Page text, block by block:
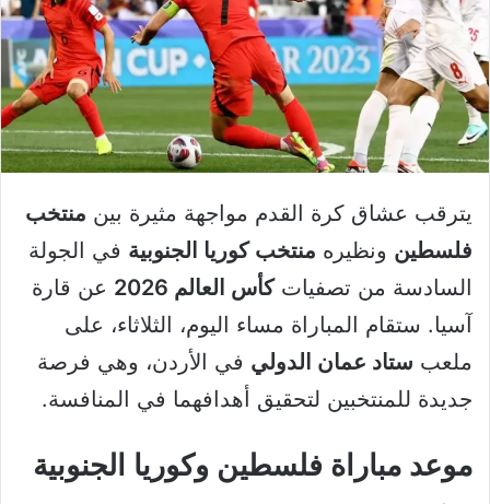
يترقب عشاق كرة القدم مواجهة مثيرة بين منتخب
فلسطين ونظيره منتخب كوريا الجنوبية في الجولة
السادسة من تصفياتكأس العالم 2026
عن قارة
آسيا. ستقام المباراة مساء اليوم، الثلاثاء، على
ملعب ستاد عمان الدولي في الأردن، وهي فرصة
جديدة للمنتخبين لتحقيق أهدافهما في المنافسة.
موعد مباراة فلسطين وكوريا الجنوبية